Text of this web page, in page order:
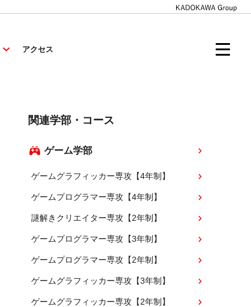
アクセス
関連学部・コース
ゲーム学部
ゲームグラフィッカー専攻【4年制】
ゲームプログラマー専攻【4年制】
謎解きクリエイター専攻【2年制】
ゲームプログラマー専攻【3年制】
ゲームプログラマー専攻【2年制】
ゲームグラフィッカー専攻【3年制】
ゲームグラフィッカー専攻【2年制】